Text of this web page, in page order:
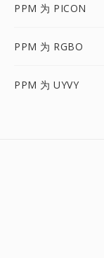
PPM 为 PICON
PPM 为 RGBO
PPM 为 UYVY